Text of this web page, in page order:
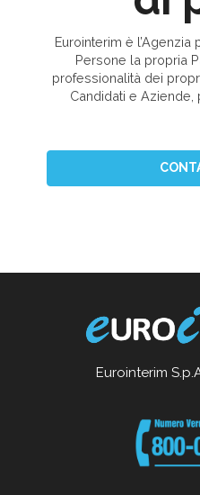
Eurointerim è
Persone la propria
professionalità dei
Candidati e Aziende,
Eurointerim